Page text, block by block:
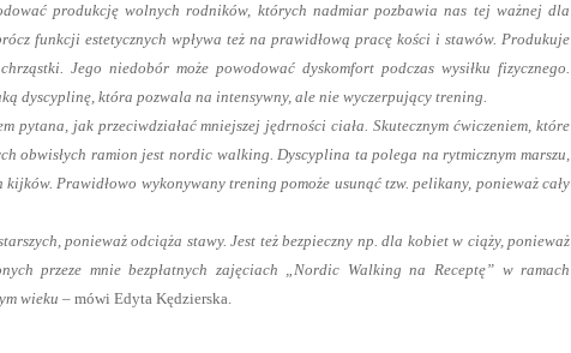
produkcję wolnych rodników, których nadmiar pozbawia nas tej ważnej dla
funkcji estetycznych wpływa też na prawidłową pracę kości i stawów. Produkuje
Jego niedobór może powodować dyskomfort podczas wysiłku fizycznego.
dyscyplinę, która pozwala na intensywny, ale nie wyczerpujący trening.
pytana, jak przeciwdziałać mniejszej jędrności ciała. Skutecznym ćwiczeniem, które
obwisłych ramion jest nordic walking. Dyscyplina ta polega na rytmicznym marszu,
Prawidłowo wykonywany trening pomoże usunąć tzw. pelikany, ponieważ cały
ponieważ odciąża stawy. Jest też bezpieczny np. dla kobiet w ciąży, ponieważ
przeze mnie bezpłatnych zajęciach „Nordic Walking na Receptę” w ramach
wieku – mówi Edyta Kędzierska.